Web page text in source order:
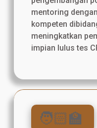
mentoring
kompeten
meningkatkan
impian lulus tes
🧑🏻‍🏫